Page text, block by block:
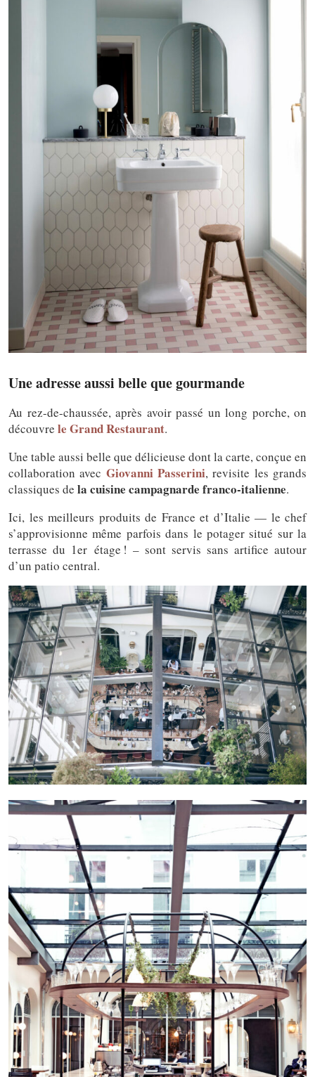
Une adresse aussi belle que gourmande
Au rez-de-chaussée, après avoir passé un long porche, on
découvre le Grand Restaurant.
Une table aussi belle que délicieuse dont la carte, conçue en
collaboration avec Giovanni Passerini, revisite les grands
classiques de la cuisine campagnarde franco-italienne.
Ici, les meilleurs produits de France et d’Italie — le chef
s’approvisionne même parfois dans le potager situé sur la
terrasse du 1er étage ! – sont servis sans artifice autour
d’un patio central.